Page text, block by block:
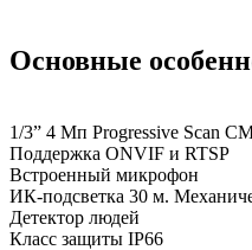
Основные
1/3” 4 Мп Progressive Scan
Поддержка ONVIF и RTSP
Встроенный микрофон
ИК-подсветка 30 м.
Детектор людей
Класс защиты IP66